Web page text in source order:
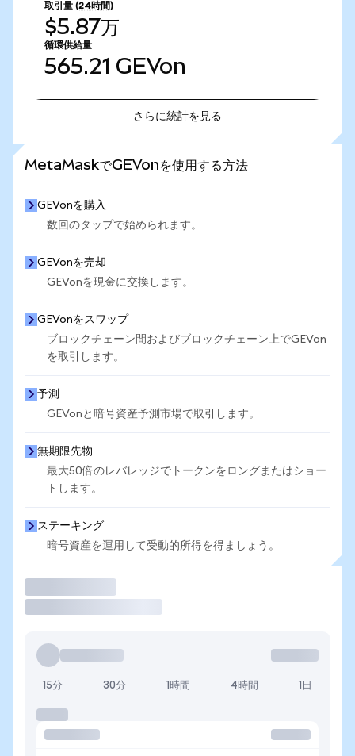
取引量 (24時間)
$5.87万
循環供給量
565.21 GEVon
さらに統計を見る
MetaMaskでGEVonを使用する方法
GEVonを購入
数回のタップで始められます。
GEVonを売却
GEVonを現金に交換します。
GEVonをスワップ
ブロックチェーン間およびブロックチェーン上でGEVon
を取引します。
予測
GEVonと暗号資産予測市場で取引します。
無期限先物
最大50倍のレバレッジでトークンをロングまたはショー
トします。
ステーキング
暗号資産を運用して受動的所得を得ましょう。
15分 30分 1時間 4時間 1日